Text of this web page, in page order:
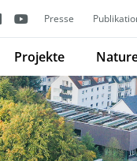
Presse
Projekte